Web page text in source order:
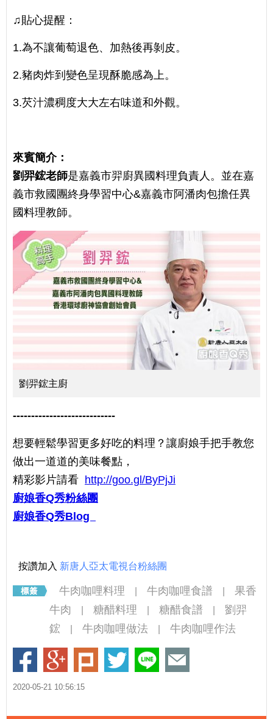
♫貼心提醒：
1.為不讓葡萄退色、加熱後再剝皮。
2.豬肉炸到變色呈現酥脆感為上。
3.芡汁濃稠度大大左右味道和外觀。
來賓簡介：
劉羿鋐老師是嘉義市羿廚異國料理負責人。並在嘉
義市救國團終身學習中心&嘉義市阿潘肉包擔任異
國料理教師。
劉羿鋐主廚
----------------------------
想要輕鬆學習更多好吃的料理？讓廚娘手把手教您
做出一道道的美味餐點，
精彩影片請看 http://goo.gl/ByPjJi
廚娘香Q秀粉絲團
廚娘香Q秀Blog
按讚加入 新唐人亞太電視台粉絲團
牛肉咖哩料理 牛肉咖哩食譜
果香
牛肉
糖醋料理 糖醋食譜
劉羿
鋐
牛肉咖哩做法 牛肉咖哩作法
2020-05-21 10:56:15